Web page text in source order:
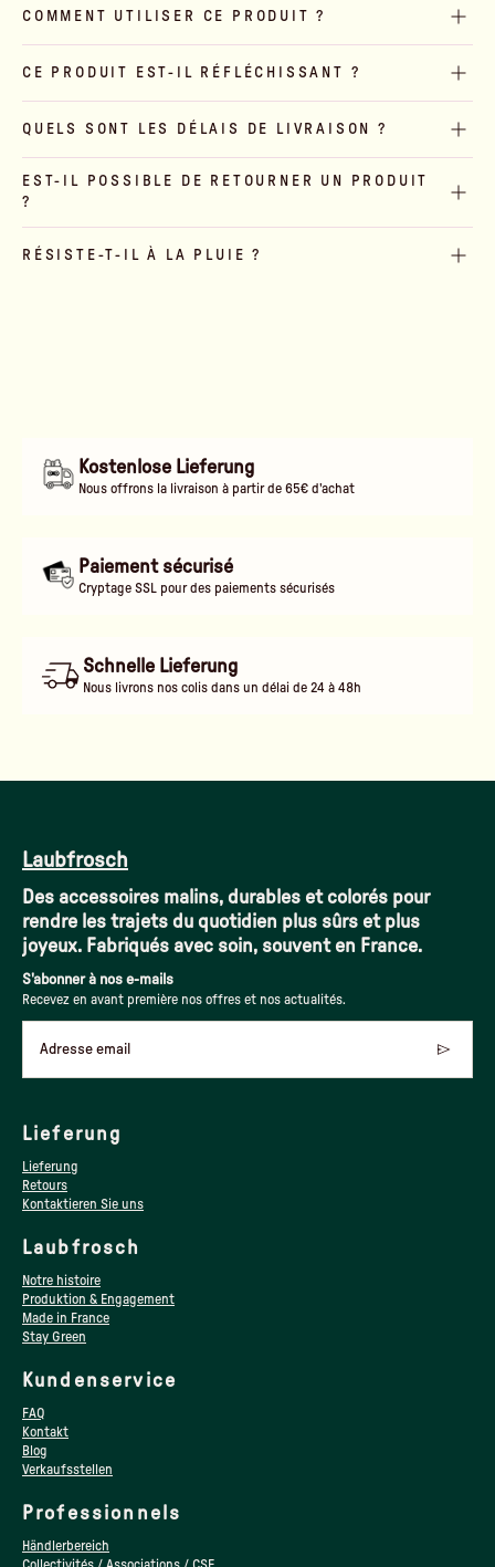
COMMENT UTILISER CE PRODUIT ?
CE PRODUIT EST-IL RÉFLÉCHISSANT ?
QUELS SONT LES DÉLAIS DE LIVRAISON ?
EST-IL POSSIBLE DE RETOURNER UN PRODUIT
?
RÉSISTE-T-IL À LA PLUIE ?
Kostenlose Lieferung
Nous offrons la livraison à partir de 65€ d'achat
Paiement sécurisé
Cryptage SSL pour des paiements sécurisés
Schnelle Lieferung
Nous livrons nos colis dans un délai de 24 à 48h
Laubfrosch
Des accessoires malins, durables et colorés pour
rendre les trajets du quotidien plus sûrs et plus
joyeux. Fabriqués avec soin, souvent en France.
S'abonner à nos e-mails
Recevez en avant première nos offres et nos actualités.
Adresse email
Lieferung
Lieferung
Retours
Kontaktieren Sie uns
Laubfrosch
Notre histoire
Produktion & Engagement
Made in France
Stay Green
Kundenservice
FAQ
Kontakt
Blog
Verkaufsstellen
Professionnels
Händlerbereich